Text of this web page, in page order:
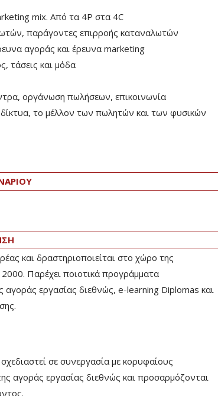
mix. Από τα 4P στα 4C
παράγοντες επιρροής καταναλωτών
αγοράς και έρευνα marketing
τάσεις και μόδα
οργάνωση πωλήσεων, επικοινωνία
δίκτυα, το μέλλον των πωλητών και των φυσικών
και δραστηριοποιείται στο χώρο της
Παρέχει ποιοτικά προγράμματα
αγοράς εργασίας διεθνώς, e-learning Diplomas και
σε συνεργασία με κορυφαίους
αγοράς εργασίας διεθνώς και προσαρμόζονται